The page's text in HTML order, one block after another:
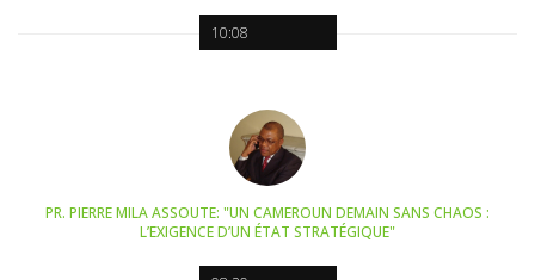
10:08
PR. PIERRE MILA ASSOUTE: "UN CAMEROUN DEMAIN SANS CHAOS :
L’EXIGENCE D’UN ÉTAT STRATÉGIQUE"